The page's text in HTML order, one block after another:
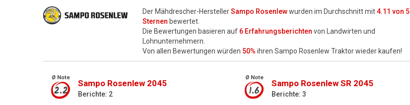
Der Mähdrescher-HerstellerSampo Rosenlewwurden im Durchschnitt mit4.11 von 5
Sternen bewertet.
Die Bewertungen basieren auf 6 Erfahrungsberichten von Landwirten und
Lohnunternehmern.
Von allen Bewertungen würden 50% ihren Sampo Rosenlew Traktor wieder kaufen!
Ø Note
2.2
Sampo Rosenlew 2045
Berichte: 2
Ø Note
1.6
Sampo Rosenlew SR 2045
Berichte: 3